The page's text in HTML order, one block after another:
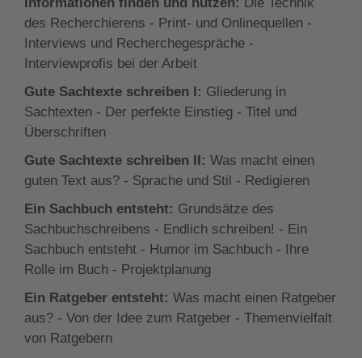
zeigen Ihnen, lebendig und anschaulich zu
formulieren und das, was Sie sagen wollen, exakt
auf den Punkt zu bringen.
des Recherchierens - Print- und Onlinequellen -
Interviews und Recherchegespräche -
Interviewprofis bei der Arbeit
Gute Sachtexte schreiben I: Gliederung in
Sachtexten - Der perfekte Einstieg - Titel und
Überschriften
Gute Sachtexte schreiben II: Was macht einen
guten Text aus? - Sprache und Stil - Redigieren
Ein Sachbuch entsteht: Grundsätze des
Sachbuchschreibens - Endlich schreiben! - Ein
Sachbuch entsteht - Humor im Sachbuch - Ihre
Rolle im Buch - Projektplanung
Ein Ratgeber entsteht: Was macht einen Ratgeber
aus? - Von der Idee zum Ratgeber - Themenvielfalt
von Ratgebern